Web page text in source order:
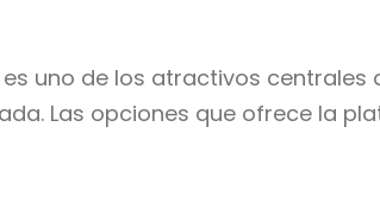
uno de los atractivos centrales
Las opciones que ofrece la